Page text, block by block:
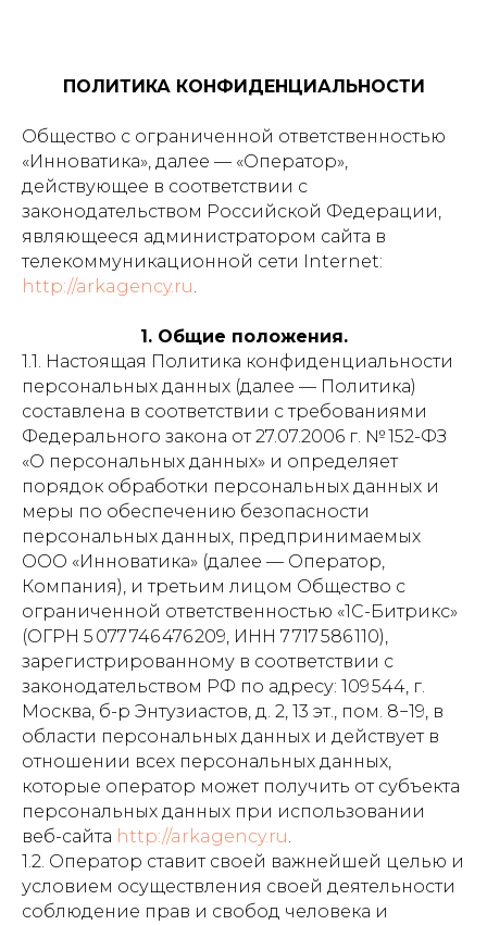
ПОЛИТИКА КОНФИДЕНЦИАЛЬНОСТИ
Общество с ограниченной ответственностью
«Инноватика», далее — «Оператор»,
действующее в соответствии с
законодательством Российской Федерации,
являющееся администратором сайта в
телекоммуникационной сети Internet:
http://arkagency.ru.
1. Общие положения.
1.1. Настоящая Политика конфиденциальности
персональных данных (далее — Политика)
составлена в соответствии с требованиями
Федерального закона от 27.07.2006 г. № 152-ФЗ
«О персональных данных» и определяет
порядок обработки персональных данных и
меры по обеспечению безопасности
персональных данных, предпринимаемых
ООО «Инноватика» (далее — Оператор,
Компания), и третьим лицом Общество с
ограниченной ответственностью «1С-Битрикс»
(ОГРН 5 077 746 476 209, ИНН 7 717 586 110),
зарегистрированному в соответствии с
законодательством РФ по адресу: 109 544, г.
Москва, б-р Энтузиастов, д. 2, 13 эт., пом. 8−19, в
области персональных данных и действует в
отношении всех персональных данных,
которые оператор может получить от субъекта
персональных данных при использовании
веб-сайта http://arkagency.ru.
1.2. Оператор ставит своей важнейшей целью и
условием осуществления своей деятельности
соблюдение прав и свобод человека и